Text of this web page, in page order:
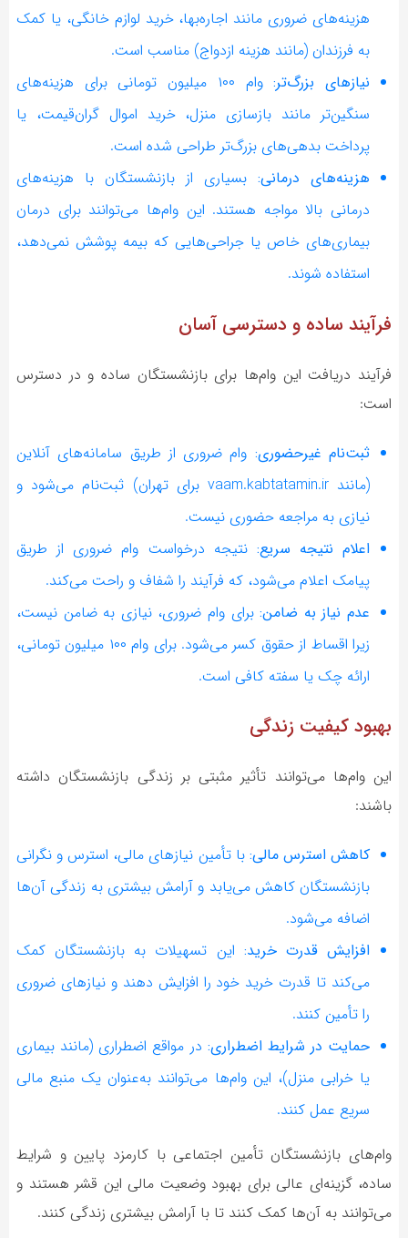
هزینه‌های ضروری مانند اجاره‌بها، خرید لوازم خانگی، یا کمک
به فرزندان (مانند هزینه ازدواج) مناسب است.
نیازهای بزرگ‌تر:
وام ۱۰۰ میلیون تومانی برای هزینه‌های
سنگین‌تر مانند بازسازی منزل، خرید اموال گران‌قیمت، یا
پرداخت بدهی‌های بزرگ‌تر طراحی شده است.
هزینه‌های درمانی: بسیاری از بازنشستگان با هزینه‌های
درمانی بالا مواجه هستند. این وام‌ها می‌توانند برای درمان
بیماری‌های خاص یا جراحی‌هایی که بیمه پوشش نمی‌دهد،
استفاده شوند.
فرآیند ساده و دسترسی آسان
فرآیند دریافت این وام‌ها برای بازنشستگان ساده و در دسترس
است:
ثبت‌نام غیرحضوری: وام ضروری از طریق سامانه‌های آنلاین
(مانند vaam.kabtatamin.ir برای تهران) ثبت‌نام می‌شود و
نیازی به مراجعه حضوری نیست.
اعلام نتیجه سریع: نتیجه درخواست وام ضروری از طریق
پیامک اعلام می‌شود، که فرآیند را شفاف و راحت می‌کند.
عدم نیاز به ضامن:برای وام ضروری، نیازی به ضامن نیست،
زیرا اقساط از حقوق کسر می‌شود. برای وام ۱۰۰ میلیون تومانی،
ارائه چک یا سفته کافی است.
بهبود کیفیت زندگی
این وام‌ها می‌توانند تأثیر مثبتی بر زندگی بازنشستگان داشته
باشند:
کاهش استرس مالی: با تأمین نیازهای مالی، استرس و نگرانی
بازنشستگان کاهش می‌یابد و آرامش بیشتری به زندگی آن‌ها
اضافه می‌شود.
افزایش قدرت خرید: این تسهیلات به بازنشستگان کمک
می‌کند تا قدرت خرید خود را افزایش دهند و نیازهای ضروری
را تأمین کنند.
حمایت در شرایط اضطراری: در مواقع اضطراری (مانند بیماری
یا خرابی منزل)، این وام‌ها می‌توانند به‌عنوان یک منبع مالی
سریع عمل کنند.
وام‌های بازنشستگان تأمین اجتماعی با کارمزد پایین و شرایط
ساده، گزینه‌ای عالی برای بهبود وضعیت مالی این قشر هستند و
می‌توانند به آن‌ها کمک کنند تا با آرامش بیشتری زندگی کنند.